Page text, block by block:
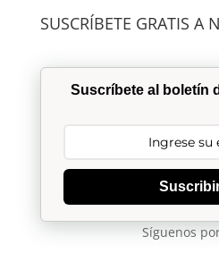
SUSCRÍBETE GRATIS A
Suscríbete al boletín
Síguenos